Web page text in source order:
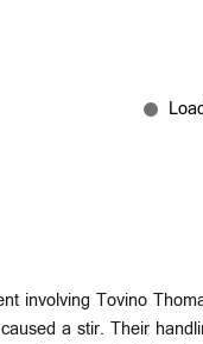
involving Tovino
a stir. Their